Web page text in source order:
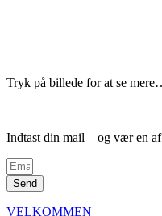
Tryk på billede for at se
Indtast din mail – og vær en
Send
VELKOMMEN